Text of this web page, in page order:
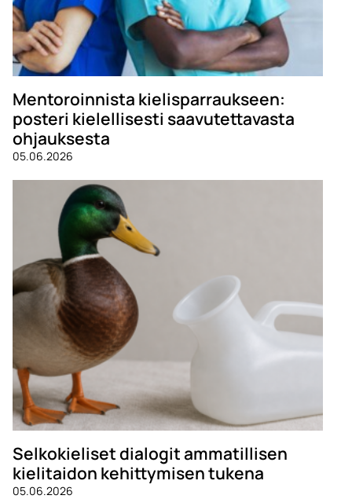
Mentoroinnista kielisparraukseen:
posteri kielellisesti saavutettavasta
ohjauksesta
05.06.2026
Selkokieliset dialogit ammatillisen
kielitaidon kehittymisen tukena
05.06.2026